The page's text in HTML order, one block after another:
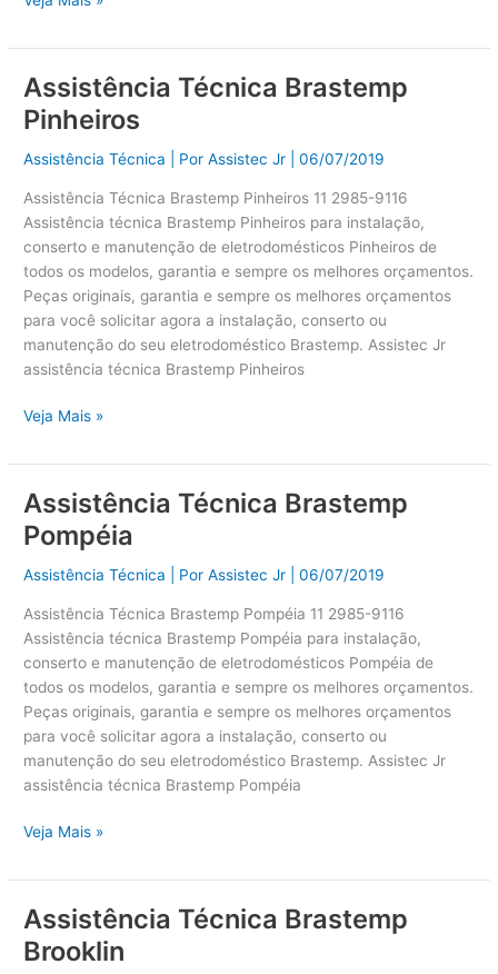
Assistência Técnica Brastemp
Pinheiros
Assistência Técnica | PorAssistec Jr |06/07/2019
Assistência Técnica Brastemp Pinheiros 11 2985-9116
Assistência técnica Brastemp Pinheiros para instalação,
conserto e manutenção de eletrodomésticos Pinheiros de
todos os modelos, garantia e sempre os melhores orçamentos.
Peças originais, garantia e sempre os melhores orçamentos
para você solicitar agora a instalação, conserto ou
manutenção do seu eletrodoméstico Brastemp. Assistec Jr
assistência técnica Brastemp Pinheiros
Assistência
Técnica
Brastemp
Pinheiros
Veja Mais »
Assistência Técnica Brastemp
Pompéia
Assistência Técnica | PorAssistec Jr |06/07/2019
Assistência Técnica Brastemp Pompéia 11 2985-9116
Assistência técnica Brastemp Pompéia para instalação,
conserto e manutenção de eletrodomésticos Pompéia de
todos os modelos, garantia e sempre os melhores orçamentos.
Peças originais, garantia e sempre os melhores orçamentos
para você solicitar agora a instalação, conserto ou
manutenção do seu eletrodoméstico Brastemp. Assistec Jr
assistência técnica Brastemp Pompéia
Assistência
Técnica
Brastemp
Pompéia
Veja Mais »
Assistência Técnica Brastemp
Brooklin
Assistência
Técnica
Brastemp